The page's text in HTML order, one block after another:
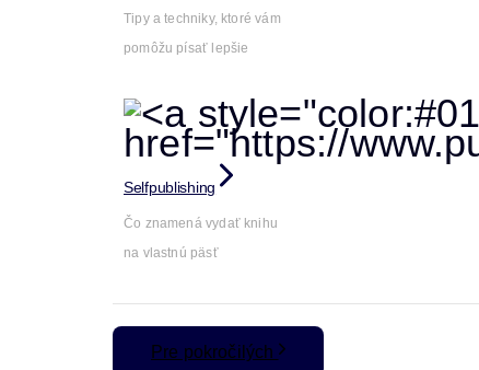
Tipy a techniky, ktoré vám
pomôžu písať lepšie
Selfpublishing
Čo znamená vydať knihu
na vlastnú päsť
Pre pokročilých